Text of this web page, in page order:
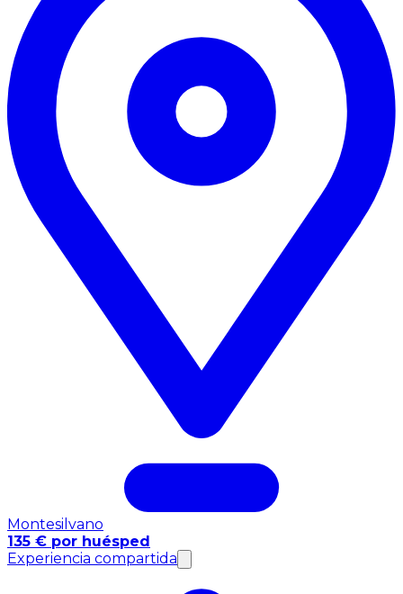
Montesilvano
135 € por huésped
Experiencia compartida